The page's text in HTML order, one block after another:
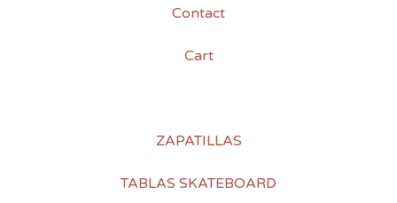
Contact
Cart
ZAPATILLAS
TABLAS SKATEBOARD